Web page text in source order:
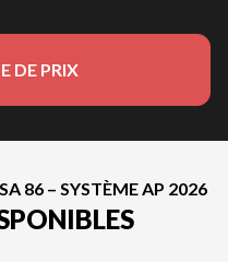
DE PRIX
86 – SYSTÈME AP 2026